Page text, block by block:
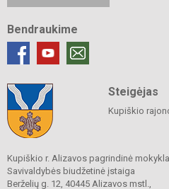
Bendraukime
Steigėjas
Kupiškio
Kupiškio r. Alizavos pagrindinė mokykla
Savivaldybės biudžetinė įstaiga
Berželių g. 12, 40445 Alizavos mstl.,